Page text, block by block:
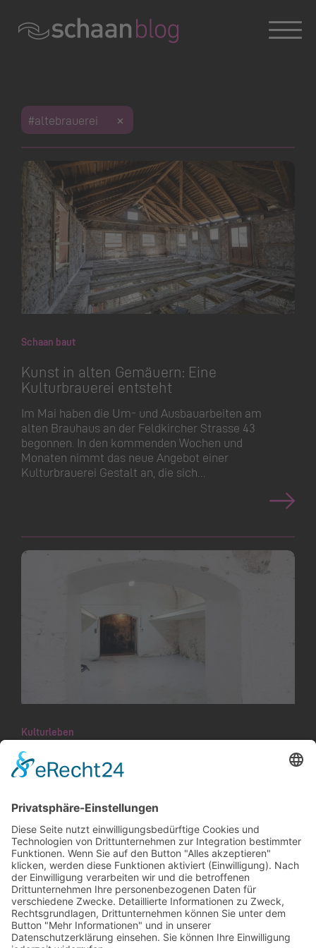
Konversation wird geladen
Dies ist das Weblog der Gemeinde Schaan. Haben Sie
Fragen zum Blog oder zu einem Beitrag?
Sie erreichen uns unterblog@schaan.lioder Tel. +423
237 72 00.
Offizielle Webseite der Gemeinde Schaan|
Impressum|Datenschutz
Konversation wird geladen
Konversation wird geladen
Konversation wird geladen
Konversation wird geladen
Konversation wird geladen
#altebrauerei
Schaan baut
Kunst in alten Gemäuern: Eine
Kulturbrauerei entsteht
Im Mai haben die Um- und Ausbauarbeiten am
alten Brauhaus an der Feldkircher Strasse 43
begonnen. In den kommenden Wochen und
Monaten nimmt das neue Angebot einer
Kulturbrauerei Gestalt an, die sich…
Kulturleben
Altes Brauhaus wird zur Kulturbrauerei
Quaderer an der Feldkircher Strasse 43 ist
insbesondere durch sein Kellergewölbe
erhaltenswert. Daher hat die Gemeinde es
im…